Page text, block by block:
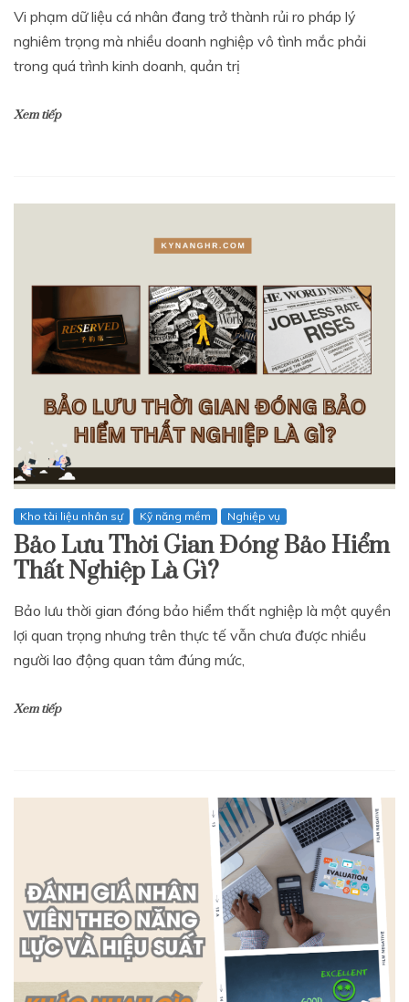
Vi phạm dữ liệu cá nhân đang trở thành rủi ro pháp lý
nghiêm trọng mà nhiều doanh nghiệp vô tình mắc phải
trong quá trình kinh doanh, quản trị
Xem tiếp
Kho tài liệu nhân sự Kỹ năng mềm Nghiệp vụ
Bảo Lưu Thời Gian Đóng Bảo Hiểm
Thất Nghiệp Là Gì?
Bảo lưu thời gian đóng bảo hiểm thất nghiệp là một quyền
lợi quan trọng nhưng trên thực tế vẫn chưa được nhiều
người lao động quan tâm đúng mức,
Xem tiếp